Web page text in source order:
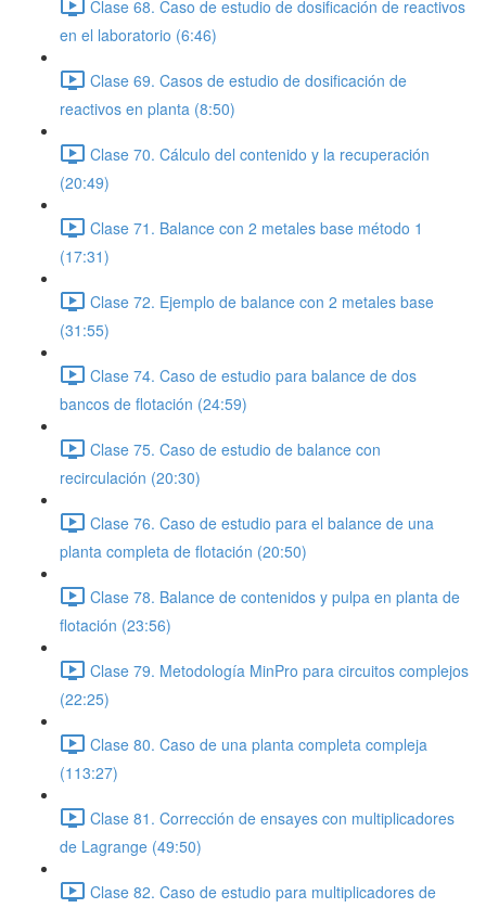
Clase 68. Caso de estudio de dosificación de reactivos
en el laboratorio (6:46)
Clase 69. Casos de estudio de dosificación de
reactivos en planta (8:50)
Clase 70. Cálculo del contenido y la recuperación
(20:49)
Clase 71. Balance con 2 metales base método 1
(17:31)
Clase 72. Ejemplo de balance con 2 metales base
(31:55)
Clase 74. Caso de estudio para balance de dos
bancos de flotación (24:59)
Clase 75. Caso de estudio de balance con
recirculación (20:30)
Clase 76. Caso de estudio para el balance de una
planta completa de flotación (20:50)
Clase 78. Balance de contenidos y pulpa en planta de
flotación (23:56)
Clase 79. Metodología MinPro para circuitos complejos
(22:25)
Clase 80. Caso de una planta completa compleja
(113:27)
Clase 81. Corrección de ensayes con multiplicadores
de Lagrange (49:50)
Clase 82. Caso de estudio para multiplicadores de